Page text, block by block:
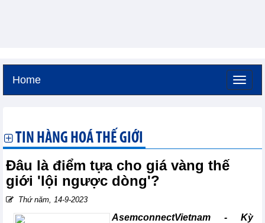
Home
TIN HÀNG HOÁ THẾ GIỚI
Đâu là điểm tựa cho giá vàng thế
giới 'lội ngược dòng'?
Thứ năm, 14-9-2023
AsemconnectVietnam - Kỳ